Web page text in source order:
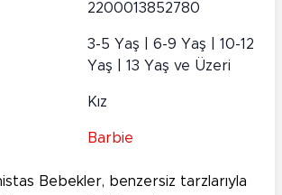
2200013852780
3-5 Yaş | 6-9 Yaş | 10-12
Yaş | 13 Yaş ve Üzeri
Kız
Barbie
Bebekler, benzersiz tarzlarıyla